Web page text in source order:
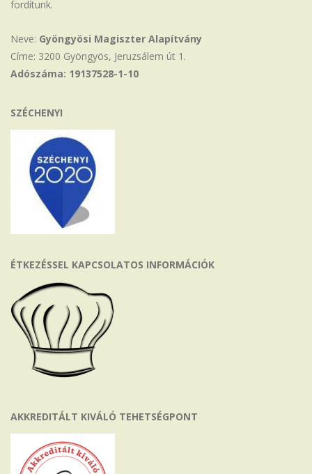
fordítunk.
Neve: Gyöngyösi Magiszter Alapítvány
Címe: 3200 Gyöngyös, Jeruzsálem út 1.
Adószáma: 19137528-1-10
SZÉCHENYI
ÉTKEZÉSSEL KAPCSOLATOS INFORMÁCIÓK
AKKREDITÁLT KIVÁLÓ TEHETSÉGPONT